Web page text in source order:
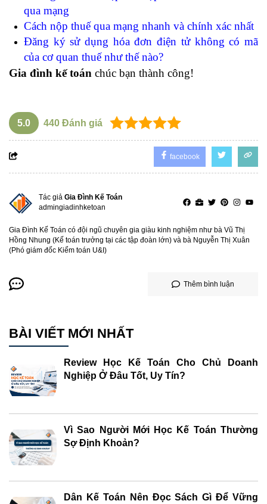
qua mạng
Cách nộp thuế qua mạng nhanh và chính xác nhất
Đăng ký sử dụng hóa đơn điện tử không có mã
của cơ quan thuếnhư thế nào?
Gia đình kế toán chúc bạn thành công!
5.0 440 Đánh giá
facebook
Tác giả Gia Đình Kế Toán
admingiadinhketoan
Gia Đình Kế Toán có đội ngũ chuyên gia giàu kinh nghiệm như bà Vũ Thị
Hồng Nhung (Kế toán trưởng tại các tập đoàn lớn) và bà Nguyễn Thị Xuân
(Phó giám đốc Kiểm toán U&I)
Thêm bình luận
BÀI VIẾT MỚI NHẤT
Review Học Kế Toán Cho Chủ Doanh
Nghiệp Ở Đâu Tốt, Uy Tín?
Vì Sao Người Mới Học Kế Toán Thường
Sợ Định Khoản?
Dân Kế Toán Nên Đọc Sách Gì Để Vững